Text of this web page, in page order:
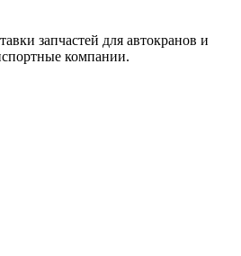
запчастей для автокранов и
компании.